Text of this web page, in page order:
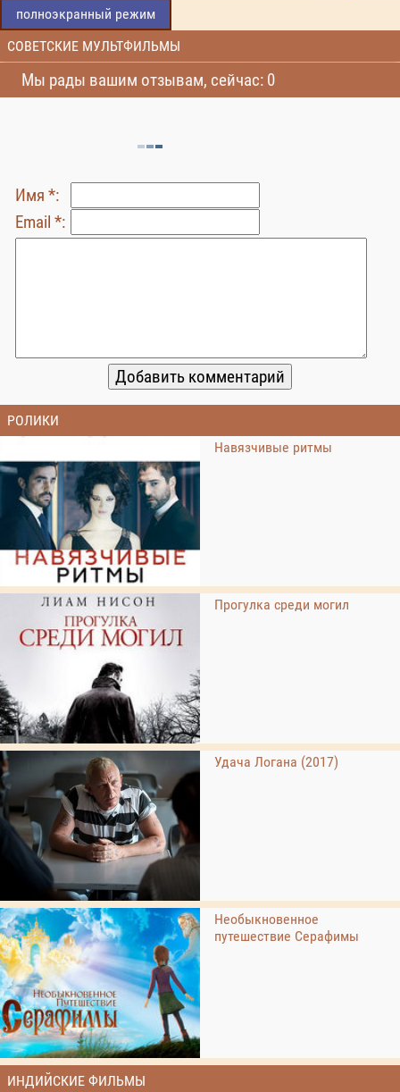
полноэкранный режим
СОВЕТСКИЕ МУЛЬТФИЛЬМЫ
Мы рады вашим отзывам, сейчас: 0
Имя *:
Email *:
РОЛИКИ
Навязчивые ритмы
Прогулка среди могил
Удача Логана (2017)
Необыкновенное
путешествие Серафимы
ИНДИЙСКИЕ ФИЛЬМЫ